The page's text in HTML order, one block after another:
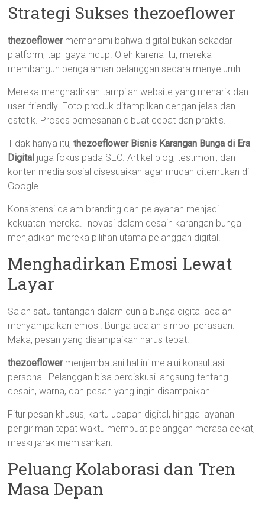
Strategi Sukses thezoeflower
thezoeflowermemahami bahwa digital bukan sekadar
platform, tapi gaya hidup. Oleh karena itu, mereka
membangun pengalaman pelanggan secara menyeluruh.
Mereka menghadirkan tampilan website yang menarik dan
user-friendly. Foto produk ditampilkan dengan jelas dan
estetik. Proses pemesanan dibuat cepat dan praktis.
Tidak hanya itu,thezoeflower Bisnis Karangan Bunga di Era
Digital juga fokus pada SEO. Artikel blog, testimoni, dan
konten media sosial disesuaikan agar mudah ditemukan di
Google.
Konsistensi dalam branding dan pelayanan menjadi
kekuatan mereka. Inovasi dalam desain karangan bunga
menjadikan mereka pilihan utama pelanggan digital.
Menghadirkan Emosi Lewat
Layar
Salah satu tantangan dalam dunia bunga digital adalah
menyampaikan emosi. Bunga adalah simbol perasaan.
Maka, pesan yang disampaikan harus tepat.
thezoeflowermenjembatani hal ini melalui konsultasi
personal. Pelanggan bisa berdiskusi langsung tentang
desain, warna, dan pesan yang ingin disampaikan.
Fitur pesan khusus, kartu ucapan digital, hingga layanan
pengiriman tepat waktu membuat pelanggan merasa dekat,
meski jarak memisahkan.
Peluang Kolaborasi dan Tren
Masa Depan